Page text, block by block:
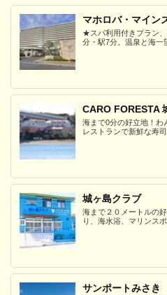
マホロバ・マイン
★スパ利用付きプラン
分・駅7分。温泉と海一
CARO FORESTA
海まで0分の好立地！わ
レストランで新鮮な寿
城ヶ島クラブ
海まで２０メートルの
り、海水浴、マリンス
サンポートみさき